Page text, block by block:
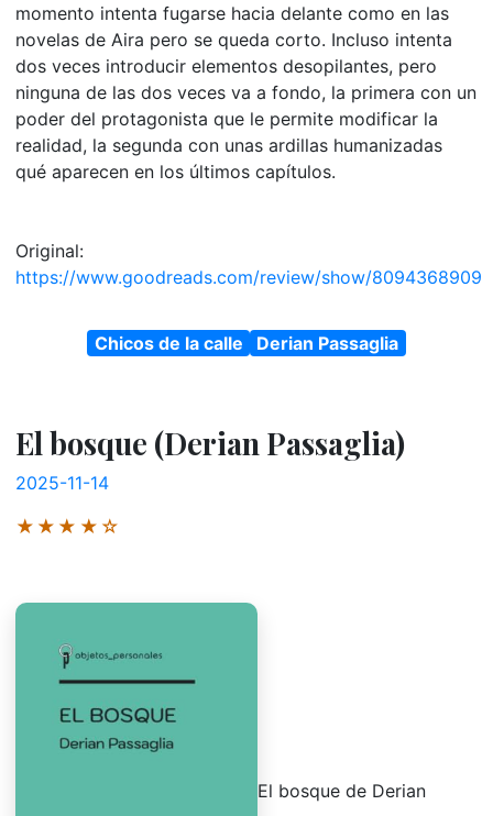
momento intenta fugarse hacia delante como en las
novelas de Aira pero se queda corto. Incluso intenta
dos veces introducir elementos desopilantes, pero
ninguna de las dos veces va a fondo, la primera con un
poder del protagonista que le permite modificar la
realidad, la segunda con unas ardillas humanizadas
qué aparecen en los últimos capítulos.
Original:
https://www.goodreads.com/review/show/8094368909
Chicos de la calle Derian Passaglia
El bosque (Derian Passaglia)
2025-11-14
★★★★☆
El bosque de Derian